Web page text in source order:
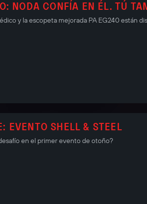
NODA CONFÍA EN ÉL. TÚ
y la escopeta mejorada PA EG240 están
EVENTO SHELL & STEEL
en el primer evento de otoño?